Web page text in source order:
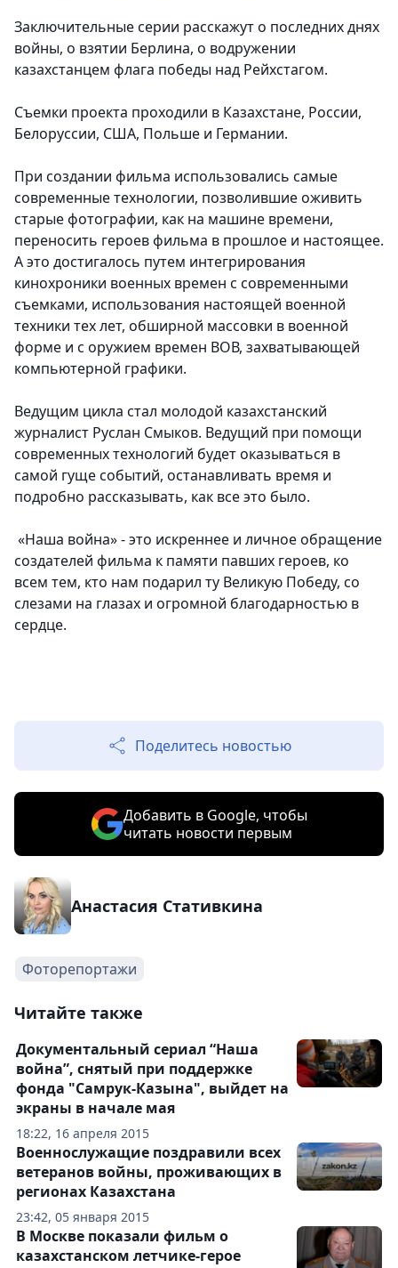
Заключительные серии расскажут о последних днях
войны, о взятии Берлина, о водружении
казахстанцем флага победы над Рейхстагом.
Съемки проекта проходили в Казахстане, России,
Белоруссии, США, Польше и Германии.
При создании фильма использовались самые
современные технологии, позволившие оживить
старые фотографии, как на машине времени,
переносить героев фильма в прошлое и настоящее.
А это достигалось путем интегрирования
кинохроники военных времен с современными
съемками, использования настоящей военной
техники тех лет, обширной массовки в военной
форме и с оружием времен ВОВ, захватывающей
компьютерной графики.
Ведущим цикла стал молодой казахстанский
журналист Руслан Смыков. Ведущий при помощи
современных технологий будет оказываться в
самой гуще событий, останавливать время и
подробно рассказывать, как все это было.
«Наша война» - это искреннее и личное обращение
создателей фильма к памяти павших героев, ко
всем тем, кто нам подарил ту Великую Победу, со
слезами на глазах и огромной благодарностью в
сердце.
Поделитесь новостью
Добавить в Google, чтобы
читать новости первым
Анастасия Стативкина
Фоторепортажи
Читайте также
18:22, 16 апреля 2015
Документальный сериал “Наша
война”, снятый при поддержке
фонда "Самрук-Казына", выйдет на
экраны в начале мая
23:42, 05 января 2015
Военнослужащие поздравили всех
ветеранов войны, проживающих в
регионах Казахстана
В Москве показали фильм о
казахстанском летчике-герое